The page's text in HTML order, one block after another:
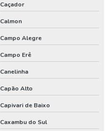
Caçador
Calmon
Campo Alegre
Campo Erê
Canelinha
Capão Alto
Capivari de Baixo
Caxambu do Sul